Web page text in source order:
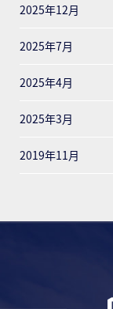
2025年12月
2025年7月
2025年4月
2025年3月
2019年11月